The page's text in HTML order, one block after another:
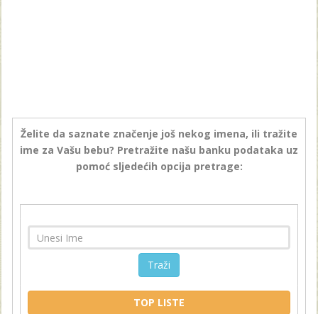
Želite da saznate značenje još nekog imena, ili tražite
ime za Vašu bebu? Pretražite našu banku podataka uz
pomoć sljedećih opcija pretrage:
Traži
TOP LISTE